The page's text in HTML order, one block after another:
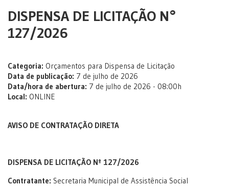
DISPENSA DE LICITAÇÃO N°
127/2026
Categoria: Orçamentos para Dispensa de Licitação
Data de publicação: 7 de julho de 2026
Data/hora de abertura: 7 de julho de 2026 - 08:00h
Local: ONLINE
AVISO DE CONTRATAÇÃO DIRETA
DISPENSA DE LICITAÇÃO Nº 127/2026
Contratante: Secretaria Municipal de Assistência Social